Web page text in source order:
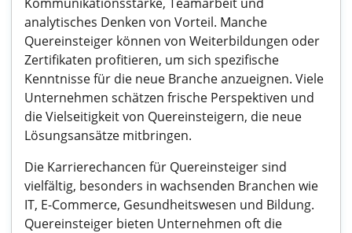
analytisches Denken von Vorteil. Manche
Quereinsteiger können von Weiterbildungen oder
Zertifikaten profitieren, um sich spezifische
Kenntnisse für die neue Branche anzueignen. Viele
Unternehmen schätzen frische Perspektiven und
die Vielseitigkeit von Quereinsteigern, die neue
Lösungsansätze mitbringen.
Die Karrierechancen für Quereinsteiger sind
vielfältig, besonders in wachsenden Branchen wie
IT, E-Commerce, Gesundheitswesen und Bildung.
Quereinsteiger bieten Unternehmen oft die